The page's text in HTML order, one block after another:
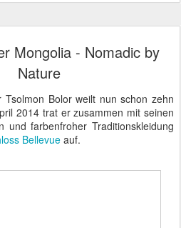
Mongolia - Nomadic by
Nature
Tsolmon Bolor weilt nun schon zehn
2014 trat er zusammen mit seinen
und farbenfroher Traditionskleidung
Bellevue auf.